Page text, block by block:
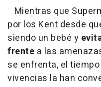
Mientras que
por los Kent desde
siendo un bebé y
frente a las
se enfrenta, el
vivencias la han